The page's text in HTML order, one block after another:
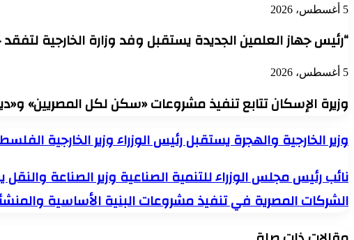
5 أغسطس، 2026
“رئيس جهاز العلمين الجديدة يستقبل وفد وزارة الخارجية
5 أغسطس، 2026
وزيرة الإسكان تتابع تنفيذ مشروعات «سكن لكل المصريين» و«ديارنا» في 5
وزير
الخارجية
يستقبل
رئيس
الوزراء
وزير الخارجية والهجرة يستقبل رئيس الوزراء وزير الخارجية
نائب
رئيس
مجلس
الوزراء
نائب رئيس مجلس الوزراء للتنمية الصناعية وزير الصناعة
الشركات المصرية في تنفيذ مشروعات البنية الأساسية والمنشأت الرياضية